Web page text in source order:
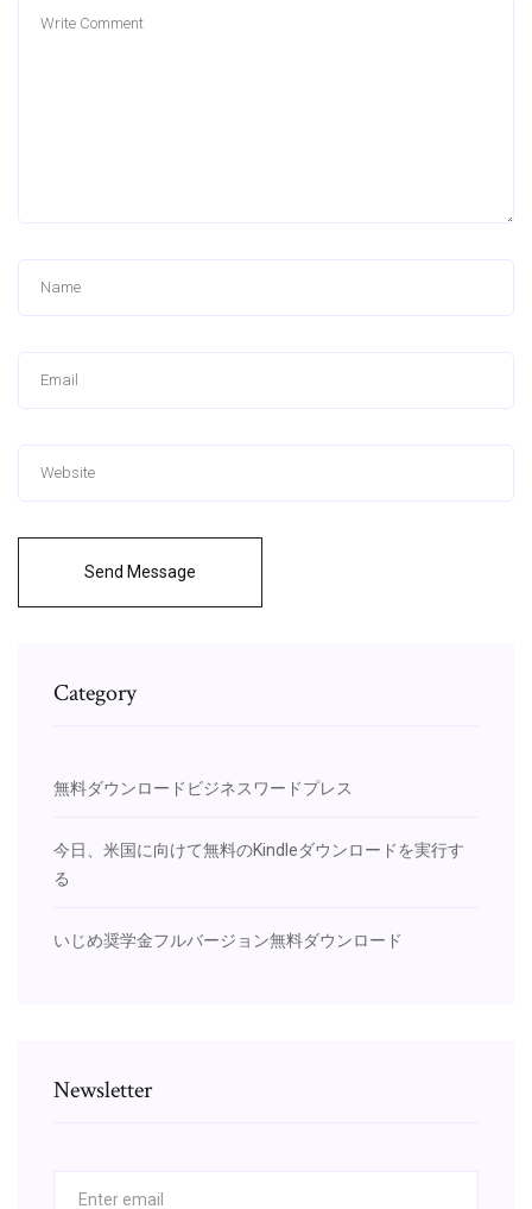
Send Message
Category
無料ダウンロードビジネスワードプレス
今日、米国に向けて無料のKindleダウンロードを実行す
る
いじめ奨学金フルバージョン無料ダウンロード
Newsletter